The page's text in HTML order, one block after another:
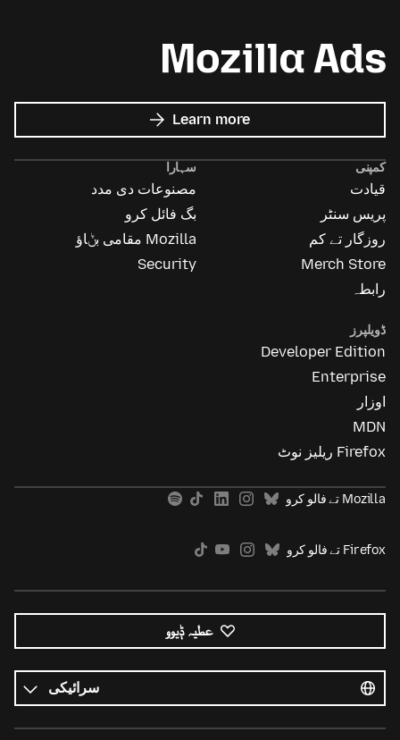
Learn more
about
Mozilla
کمپنی
قیادت
پریس سنٹر
روزگار تے کم
Merch Store
رابطہ
سہارا
مصنوعات دی مدد
بگ فائل کرو
Mozilla مقامی بݨاؤ
Security
ڈویلپرز
Developer Edition
Enterprise
اوزار
MDN
Firefox ریلیز نوٹ
Mozilla تے فالو کرو
Firefox تے فالو کرو
عطیہ ݙیوو
زباناں
زبان